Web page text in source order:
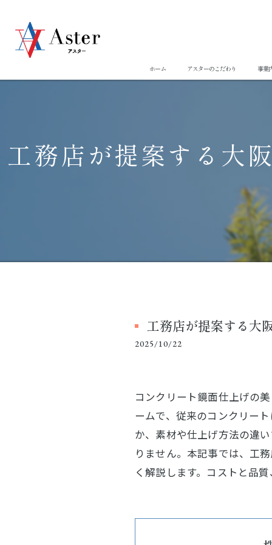
ホーム アスターのこだわり 事業
工務店が提案する大
工務店が提案する大
2025/10/22
コンクリート鏡面仕上げの
ームで、従来のコンクリー
か、素材や仕上げ方法の違
りません。本記事では、工
く解説します。コストと品